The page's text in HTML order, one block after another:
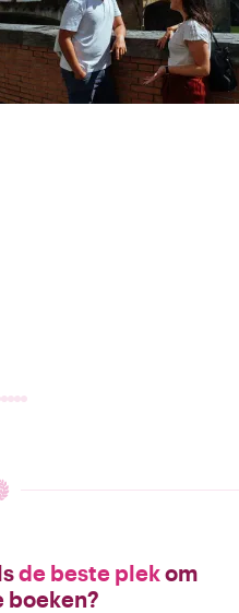
de beste plekom
boeken?